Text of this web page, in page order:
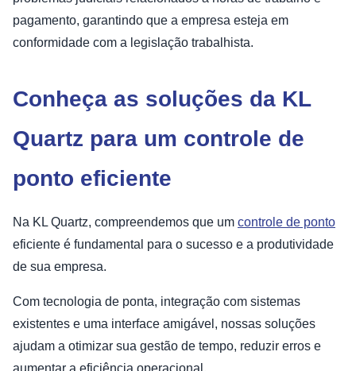
pagamento, garantindo que a empresa esteja em
conformidade com a legislação trabalhista.
Conheça as soluções da KL
Quartz para um controle de
ponto eficiente
Na KL Quartz, compreendemos que um controle de ponto
eficiente é fundamental para o sucesso e a produtividade
de sua empresa.
Com tecnologia de ponta, integração com sistemas
existentes e uma interface amigável, nossas soluções
ajudam a otimizar sua gestão de tempo, reduzir erros e